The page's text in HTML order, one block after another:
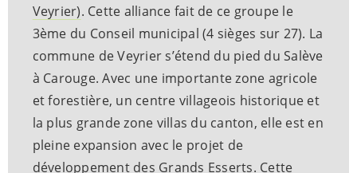
Veyrier). Cette alliance fait de ce groupe le
3ème du Conseil municipal (4 sièges sur 27). La
commune de Veyrier s’étend du pied du Salève
à Carouge. Avec une importante zone agricole
et forestière, un centre villageois historique et
la plus grande zone villas du canton, elle est en
pleine expansion avec le projet de
développement des Grands Esserts. Cette